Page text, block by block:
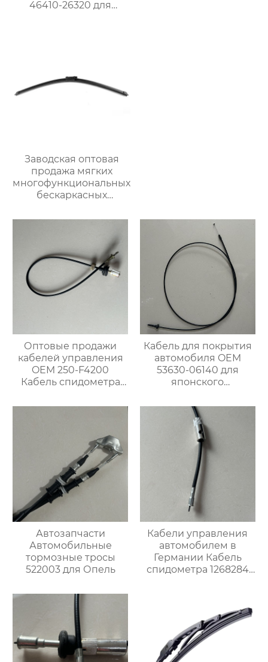
46410-26320 для
Заводская оптовая
продажа мягких
многофункциональных
бескаркасных
стеклоочистителей
стеклоочистителей от
дождя на ветровом
стекле
Оптовые продажи
кабелей управления
OEM 250-F4200
Кабель спидометра
Кабель для покрытия
автомобиля OEM
53630-06140 для
японского
Автозапчасти
Автомобильные
тормозные тросы
522003 для Опель
Кабели управления
автомобилем в
Германии Кабель
спидометра 1268284